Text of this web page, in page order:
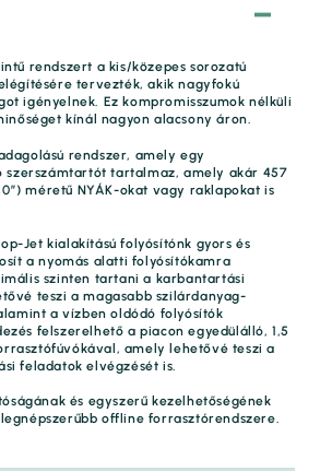
rendszert a kis/közepes sorozatú
tervezték, akik nagyfokú
igényelnek. Ez kompromisszumok nélküli
kínál nagyon alacsony áron.
rendszer, amely egy
szerszámtartót tartalmaz, amely akár 457
méretű NYÁK-okat vagy raklapokat is
Jet kialakítású folyósítónk gyors és
a nyomás alatti folyósítókamra
szinten tartani a karbantartási
teszi a magasabb szilárdanyag-
a vízben oldódó folyósítók
felszerelhető a piacon egyedülálló, 1,5
amely lehetővé teszi a
feladatok elvégzését is.
és egyszerű kezelhetőségének
offline forrasztórendszere.